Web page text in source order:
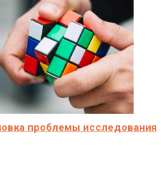
проблемы исследования